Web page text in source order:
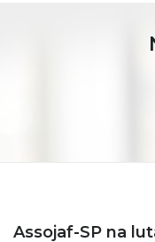
Assojaf-SP na